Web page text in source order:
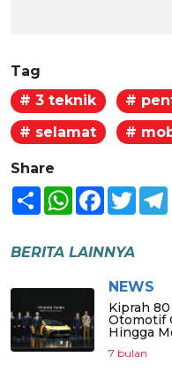
Tag
# 3 teknik
#
# selamat
#
Share
Share WhatsAppFacebook
Twitter
BERITA LAINNYA
NEWS
Kiprah
Otomotif
Hingga
7 bulan